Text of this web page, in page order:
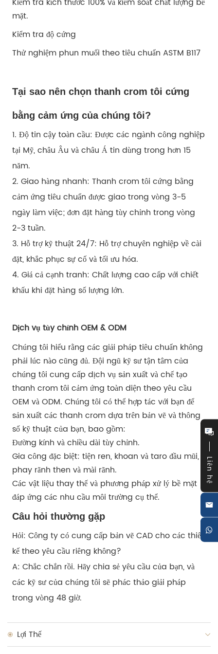
Kiểm tra kích thước 100% và kiểm soát chất lượng bề
mặt.
Kiểm tra độ cứng
Thử nghiệm phun muối theo tiêu chuẩn ASTM B117
Tại sao nên chọn thanh crom tôi cứng
bằng cảm ứng của chúng tôi?
1. Độ tin cậy toàn cầu: Được các ngành công nghiệp
tại Mỹ, châu Âu và châu Á tin dùng trong hơn 15
năm.
2. Giao hàng nhanh: Thanh crom tôi cứng bằng
cảm ứng tiêu chuẩn được giao trong vòng 3-5
ngày làm việc; đơn đặt hàng tùy chỉnh trong vòng
2-3 tuần.
3. Hỗ trợ kỹ thuật 24/7: Hỗ trợ chuyên nghiệp về cài
đặt, khắc phục sự cố và tối ưu hóa.
4. Giá cả cạnh tranh: Chất lượng cao cấp với chiết
khấu khi đặt hàng số lượng lớn.
Dịch vụ tùy chỉnh OEM & ODM
Chúng tôi hiểu rằng các giải pháp tiêu chuẩn không
phải lúc nào cũng đủ. Đội ngũ kỹ sư tận tâm của
chúng tôi cung cấp dịch vụ sản xuất và chế tạo
thanh crom tôi cảm ứng toàn diện theo yêu cầu
OEM và ODM. Chúng tôi có thể hợp tác với bạn để
sản xuất các thanh crom dựa trên bản vẽ và thông
số kỹ thuật của bạn, bao gồm:
Đường kính và chiều dài tùy chỉnh.
Gia công đặc biệt: tiện ren, khoan và taro đầu mũi,
phay rãnh then và mài rãnh.
Các vật liệu thay thế và phương pháp xử lý bề mặt
đáp ứng các nhu cầu môi trường cụ thể.
Câu hỏi thường gặp
Hỏi: Công ty có cung cấp bản vẽ CAD cho các thiết
kế theo yêu cầu riêng không?
A: Chắc chắn rồi. Hãy chia sẻ yêu cầu của bạn, và
các kỹ sư của chúng tôi sẽ phác thảo giải pháp
trong vòng 48 giờ.
Lợi Thế
Liên hệ